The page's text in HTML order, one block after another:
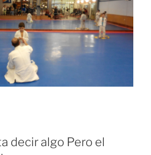
decir algo Pero el